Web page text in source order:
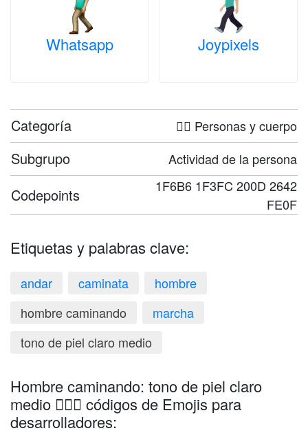
Whatsapp Joypixels
Categoría 🤦‍♀️ Personas y cuerpo
Subgrupo Actividad de la persona
Codepoints
1F6B6 1F3FC 200D 2642
FE0F
Etiquetas y palabras clave:
andar caminata
hombre
hombre caminando
marcha
tono de piel claro medio
Hombre caminando: tono de piel claro
medio 🚶🏼‍♂️ códigos de Emojis para
desarrolladores: